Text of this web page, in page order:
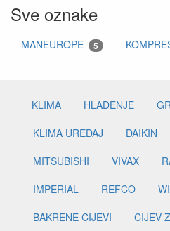
Sve oznake
MANEUROPE 5
KLIMA HLAĐENJE
KLIMA UREĐAJ
DAIKIN
MITSUBISHI
VIVAX
IMPERIAL
REFCO
BAKRENE CIJEVI
CIJEV